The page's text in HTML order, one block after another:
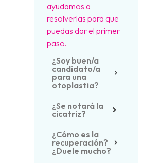
ayudamos a
resolverlas para que
puedas dar el primer
paso.
¿Soy buen/a
candidato/a
para una
otoplastia?
¿Se notará la
cicatriz?
¿Cómo es la
recuperación?
¿Duele mucho?